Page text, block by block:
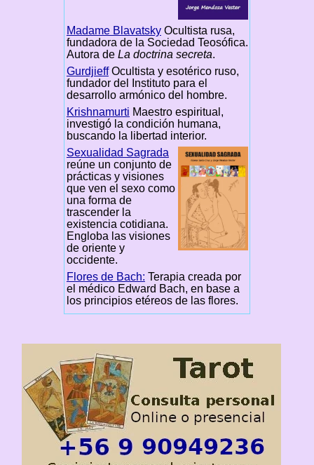
Madame BlavatskyOcultista rusa,
fundadora de la Sociedad Teosófica.
Autora de La doctrina secreta.
GurdjieffOcultista y esotérico ruso,
fundador del Instituto para el
desarrollo armónico del hombre.
Krishnamurti Maestro espiritual,
investigó la condición humana,
buscando la libertad interior.
Sexualidad Sagrada
reúne un conjunto de
prácticas y visiones
que ven el sexo como
una forma de
trascender la
existencia cotidiana.
Engloba las visiones
de oriente y
occidente.
Flores de Bach: Terapia creada por
el médico Edward Bach, en base a
los principios etéreos de las flores.